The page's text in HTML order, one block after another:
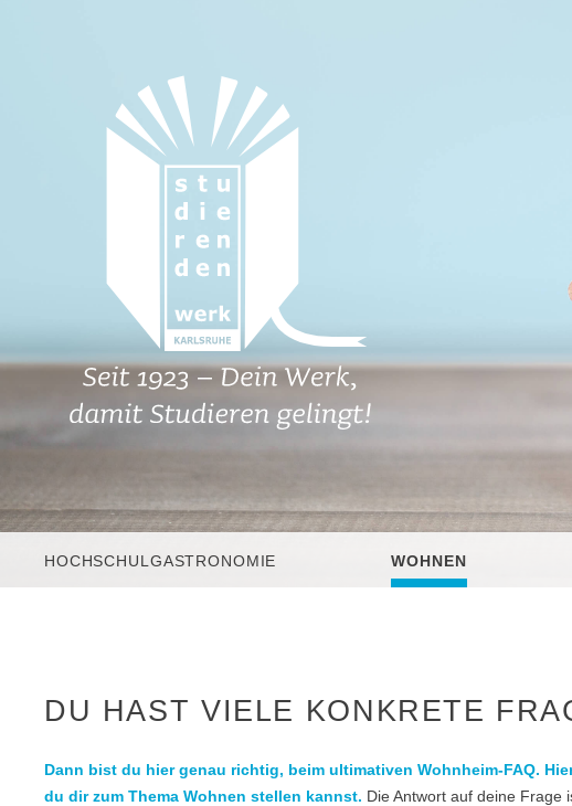
HOCHSCHULGASTRONOMIE WOHNEN
DU HAST VIELE KONKRETE
Dann bist du hier genau richtig, beim ultimativen Wohnheim-FAQ.
du dir zum Thema Wohnen stellen kannst. Die Antwort auf deine Frage